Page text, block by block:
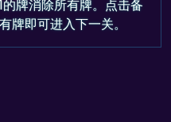
牌消除所有牌。点击备
牌即可进入下一关。